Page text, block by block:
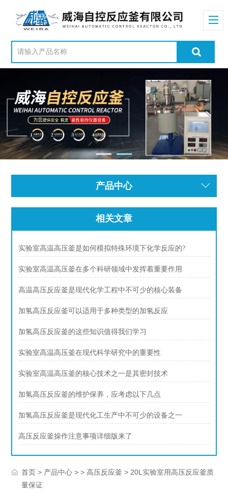
产品中心
相关文章
实验室高温高压釜是如何模拟特殊环境下化学反应的?
实验室高温高压釜在多个科研领域中发挥着重要作用
高温高压反应釜是现代化学工程中不可少的核心装备
加氢高压反应釜可以适用于多种类型的加氢反应
加氢高压反应釜的这些知识值得我们学习
实验室高温高压釜在现代科学研究中的重要性
实验室高温高压釜的核心技术之一是其密封技术
加氢高压反应釜的维护保养，应考虑以下几点
加氢高压反应釜是现代化工生产中不可少的设备之一
高压反应釜操作注意事项详细版来了
首页 > 产品中心 > >高压反应釜 > 20L实验室用高压反应釜质
量保证